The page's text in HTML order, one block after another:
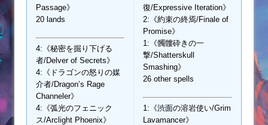
Passage》
20 lands
4:《秘密を掘り下げる
者/Delver of Secrets》
4:《ドラゴンの怒りの媒
介者/Dragon’s Rage
Channeler》
4:《弧光のフェニック
ス/Arclight Phoenix》
復/Expressive Iteration》
2:《約束の終焉/Finale of
Promise》
1:《髑髏砕きの一
撃/Shatterskull
Smashing》
26 other spells
1:《渋面の溶岩使い/Grim
Lavamancer》